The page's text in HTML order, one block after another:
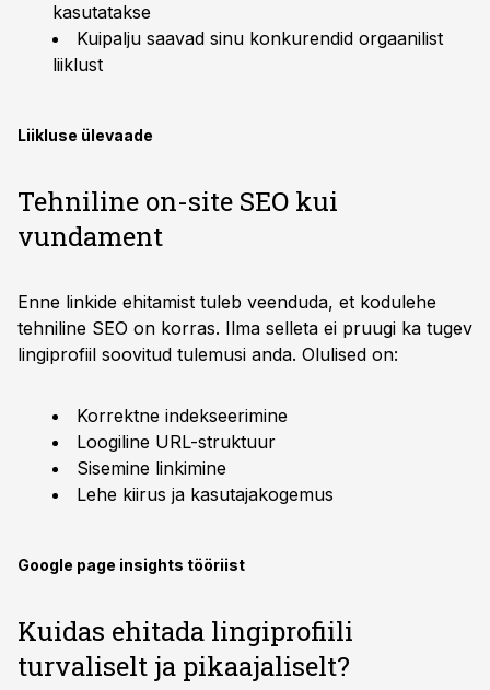
kasutatakse
Kuipalju saavad sinu konkurendid orgaanilist
liiklust
Liikluse ülevaade
Tehniline on-site SEO kui
vundament
Enne linkide ehitamist tuleb veenduda, et kodulehe
tehniline SEO on korras. Ilma selleta ei pruugi ka tugev
lingiprofiil soovitud tulemusi anda. Olulised on:
Korrektne indekseerimine
Loogiline URL-struktuur
Sisemine linkimine
Lehe kiirus ja kasutajakogemus
Google page insights tööriist
Kuidas ehitada lingiprofiili
turvaliselt ja pikaajaliselt?